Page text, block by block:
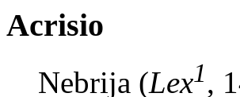
Acrisio
Nebrija (Lex1,